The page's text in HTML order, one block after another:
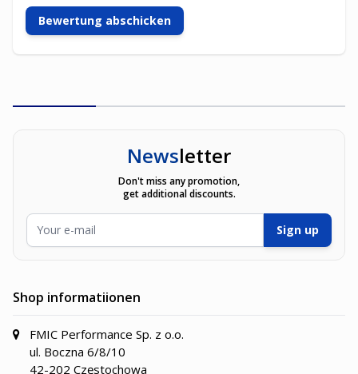
Bewertung abschicken
Newsletter
Don't miss any promotion,
get additional discounts.
Sign up
Shop informatiionen
FMIC Performance Sp. z o.o.
ul. Boczna 6/8/10
42-202 Częstochowa